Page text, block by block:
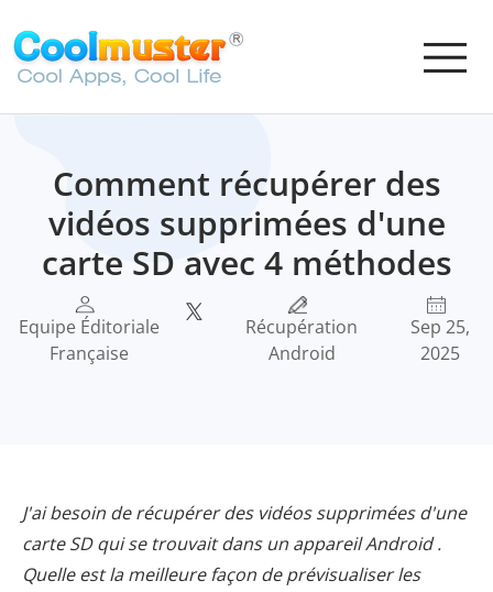
Comment récupérer des
vidéos supprimées d'une
carte SD avec 4 méthodes
Equipe Éditoriale
Française
Récupération
Android
Sep 25,
2025
J'ai besoin de récupérer des vidéos supprimées d'une
carte SD qui se trouvait dans un appareil Android .
Quelle est la meilleure façon de prévisualiser les